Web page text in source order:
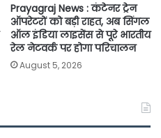
Prayagraj News : कंटेनर ट्रेन
ऑपरेटरों को बड़ी राहत, अब सिंगल
ऑल इंडिया लाइसेंस से पूरे भारतीय
रेल नेटवर्क पर होगा परिचालन
August 5, 2026